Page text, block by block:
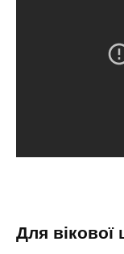
для вікової